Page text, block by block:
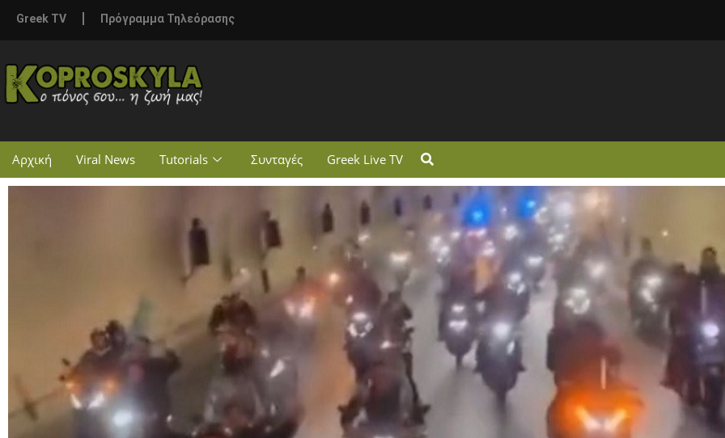
Greek TV Πρόγραμμα Τηλεόρασης
Αρχική Viral News Tutorials Συνταγές Greek Live TV